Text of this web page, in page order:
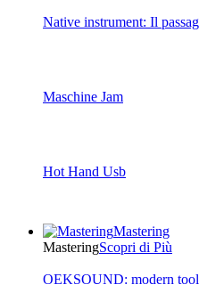
Native instrument: Il
Maschine Jam
Hot Hand Usb
Mastering
MasteringScopri di Più
OEKSOUND: modern